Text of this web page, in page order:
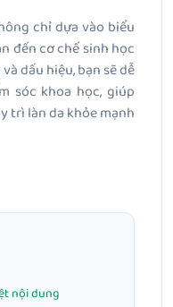
chỉ dựa vào biểu
đến cơ chế sinh học
dấu hiệu, bạn sẽ dễ
sóc khoa học, giúp
trì làn da khỏe mạnh
nội dung